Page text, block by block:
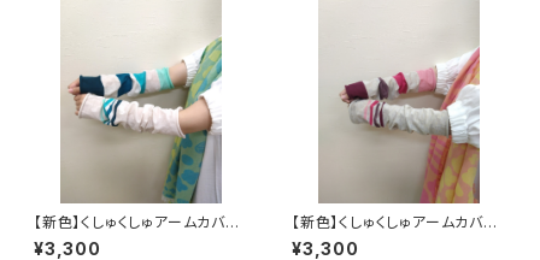
【新色】くしゅくしゅアームカバ
ー シーサイド
¥3,300
【新色】くしゅくしゅアームカバ
ー プラム
¥3,300